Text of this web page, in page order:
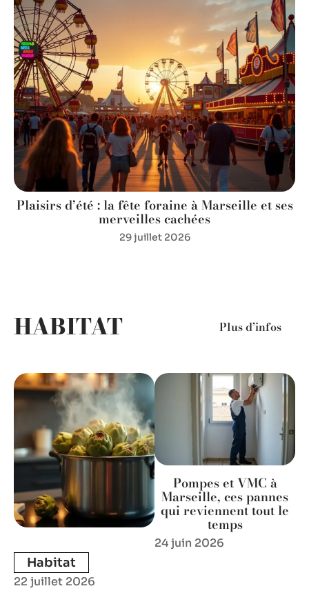
Plaisirs d’été : la fête foraine à Marseille et ses
merveilles cachées
29 juillet 2026
HABITAT Plus d’infos
Habitat
22 juillet 2026
Pompes et VMC à
Marseille, ces pannes
qui reviennent tout le
temps
24 juin 2026